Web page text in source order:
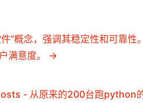
概念，强调其稳定性和可靠性
满意度。
- 从原来的200台跑python